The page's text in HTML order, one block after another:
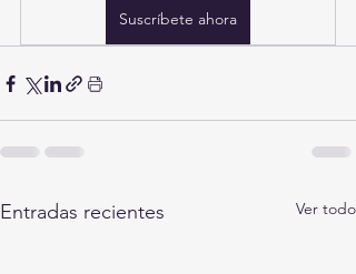
Suscríbete ahora
Entradas recientes Ver todo